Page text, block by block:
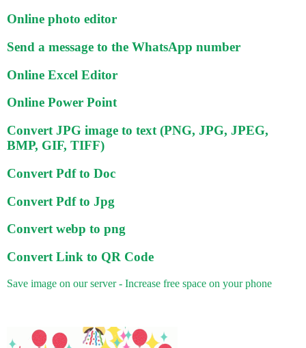
Online photo editor
Send a message to the WhatsApp number
Online Excel Editor
Online Power Point
Convert JPG image to text (PNG, JPG, JPEG,
BMP, GIF, TIFF)
Convert Pdf to Doc
Convert Pdf to Jpg
Convert webp to png
Convert Link to QR Code
Save image on our server - Increase free space on your phone